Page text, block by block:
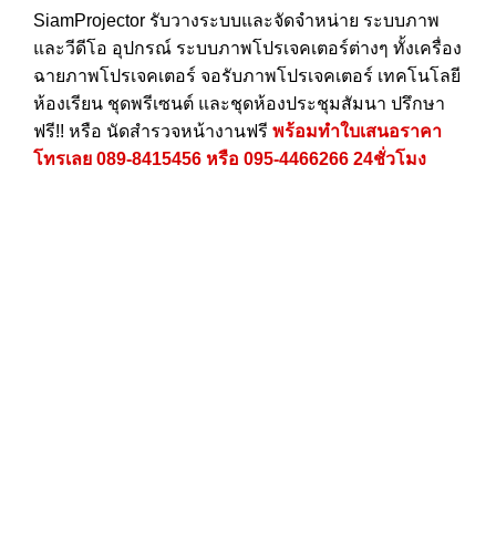
SiamProjector รับวางระบบและจัดจำหน่าย ระบบภาพ
และวีดีโอ อุปกรณ์ ระบบภาพโปรเจคเตอร์ต่างๆ ทั้งเครื่อง
ฉายภาพโปรเจคเตอร์ จอรับภาพโปรเจคเตอร์ เทคโนโลยี
ห้องเรียน ชุดพรีเซนต์ และชุดห้องประชุมสัมนา ปรึกษา
ฟรี!! หรือ นัดสำรวจหน้างานฟรี พร้อมทำใบเสนอราคา
โทรเลย 089-8415456 หรือ 095-4466266 24ชั่วโมง